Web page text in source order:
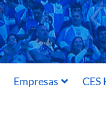
Empresas CES